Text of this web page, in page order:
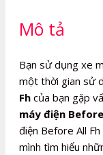
số
Mô tả
Bạn sử dụng xe
một thời gian sử
Fh của bạn gặp
máy điện
điện Before All
mình tìm hiểu